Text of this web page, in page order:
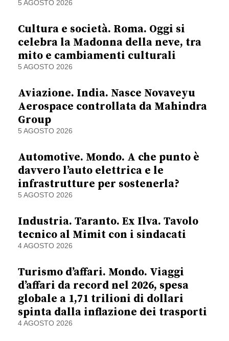
5 AGOSTO 2026
Cultura e società. Roma. Oggi si
celebra la Madonna della neve, tra
mito e cambiamenti culturali
5 AGOSTO 2026
Aviazione. India. Nasce Novaveyu
Aerospace controllata da Mahindra
Group
5 AGOSTO 2026
Automotive. Mondo. A che punto è
davvero l’auto elettrica e le
infrastrutture per sostenerla?
5 AGOSTO 2026
Industria. Taranto. Ex Ilva. Tavolo
tecnico al Mimit con i sindacati
4 AGOSTO 2026
Turismo d’affari. Mondo. Viaggi
d’affari da record nel 2026, spesa
globale a 1,71 trilioni di dollari
spinta dalla inflazione dei trasporti
4 AGOSTO 2026